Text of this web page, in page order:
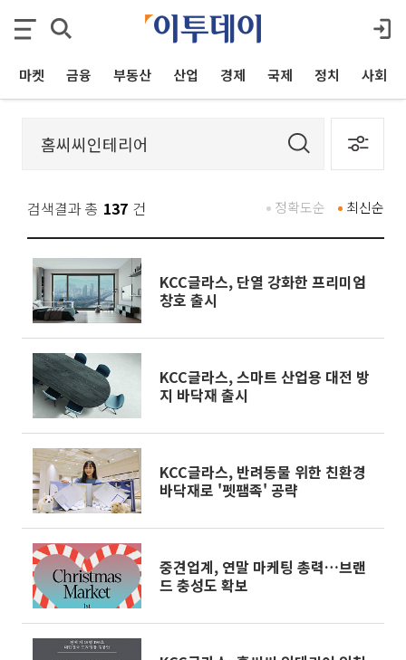
마켓 금융 부동산 산업 경제 국제 정치 사회
검색결과 총 137 건 최신순
정확도순
KCC글라스, 단열 강화한 프리미엄
창호 출시
KCC글라스, 스마트 산업용 대전 방
지 바닥재 출시
KCC글라스, 반려동물 위한 친환경
바닥재로 '펫팸족' 공략
중견업계, 연말 마케팅 총력…브랜
드 충성도 확보